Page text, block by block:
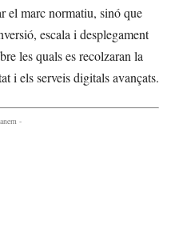
el marc normatiu, sinó que
escala i desplegament
les quals es recolzaran la
i els serveis digitals avançats.
-